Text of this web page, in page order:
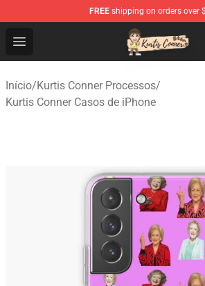
FREE shipping on orders over
Open menu
Kurtis Conner Store - Official
Início/Kurtis Conner Processos/
Kurtis Conner Casos de iPhone